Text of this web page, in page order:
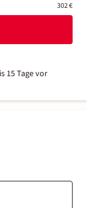
302 €
15 Tage vor